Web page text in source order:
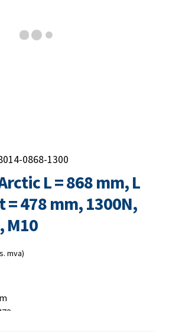
0868-1300
L = 868 mm, L
478 mm, 1300N,
M10
mva)